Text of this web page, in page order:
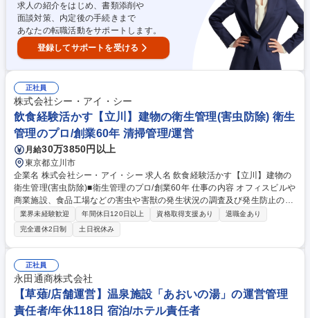
採用面接）など 募集職種 【神奈川/店舗SV】未経験歓迎/年休123日/「#C-
pla」カプセルトイ/残業少なめ
求人の紹介をはじめ、書類添削や
面談対策、内定後の手続きまで
あなたの転職活動をサポートします。
登録してサポートを受ける
正社員
株式会社シー・アイ・シー
飲食経験活かす【立川】建物の衛生管理(害虫防除) 衛生
管理のプロ/創業60年 清掃管理/運営
月給30万3850円以上
東京都立川市
企業名 株式会社シー・アイ・シー 求人名 飲食経験活かす【立川】建物の
衛生管理(害虫防除)■衛生管理のプロ/創業60年 仕事の内容 オフィスビルや
商業施設、食品工場などの害虫や害獣の発生状況の調査及び発生防止の措
置を講じます。「建築物衛生法」に基づき建物の管理者に義務付けられて
いるため、常に需要があり、非常に安定した事業です。 【詳細】調査結果
により追加の作業が必要な場合は提案及び見積もりの作成から受注まで行
います。時には大型ビルの設計段階から携わり、ねずみが侵入しにくい構
造となるようコンサルテーションも行います。 【働き方】残業平均30時
間/月。繁忙期は45時間もありますが、残業削減のために増員募集中。現
場によっては休日・夜間勤務有(手当/振休有) 【競合優位性】全員が正社員
のため他社より高額ですが高品質で選ばれています。 募集職種 飲食経験
活かす【立川】建物の衛生管理(害虫防除)■衛生管理のプロ/創業60年
業界未経験歓迎 年間休日120日以上 資格取得支援あり
退職金あり
完全週休2日制
土日祝休み
正社員
永田通商株式会社
【草薙/店舗運営】温泉施設「あおいの湯」の運営管理
責任者/年休118日 宿泊/ホテル責任者